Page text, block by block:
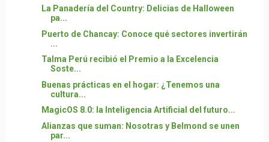
La Panadería del Country: Delicias de Halloween
pa...
Puerto de Chancay: Conoce qué sectores invertirán
...
Talma Perú recibió el Premio a la Excelencia
Soste...
Buenas prácticas en el hogar: ¿Tenemos una
cultura...
MagicOS 8.0: la Inteligencia Artificial del futuro...
Alianzas que suman: Nosotras y Belmond se unen
par...